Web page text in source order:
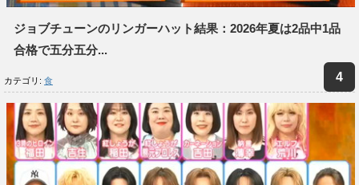
ジョブチューンのリンガーハット結果：2026年夏は2品中1品
合格で五分五分...
カテゴリ: 食